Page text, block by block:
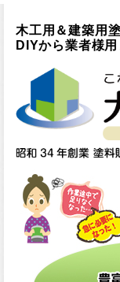
木工用＆建築用
DIYから業者様